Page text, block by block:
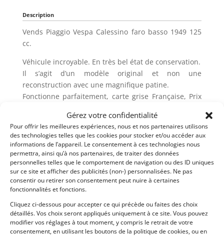
Gérez votre confidentialité
Pour offrir les meilleures expériences, nous et nos partenaires utilisons
des technologies telles que les cookies pour stocker et/ou accéder aux
informations de l’appareil. Le consentement à ces technologies nous
permettra, ainsi qu’à nos partenaires, de traiter des données
personnelles telles que le comportement de navigation ou des ID uniques
sur ce site et afficher des publicités (non-) personnalisées. Ne pas
consentir ou retirer son consentement peut nuire à certaines
fonctionnalités et fonctions.
Cliquez ci-dessous pour accepter ce qui précède ou faites des choix
détaillés. Vos choix seront appliqués uniquement à ce site. Vous pouvez
modifier vos réglages à tout moment, y compris le retrait de votre
consentement, en utilisant les boutons de la politique de cookies, ou en
Description
Vends Piaggio Vespa Calessino faro basso 1949 125
cc.
Véhicule incroyable. En très bel état de conservation.
Il s’agit d’un modèle original et non une
reconstruction avec une magnifique patine.
Fonctionne parfaitement, carte grise Française, Prix
Demandez une expertise de ce modèle
Partager cette annonce